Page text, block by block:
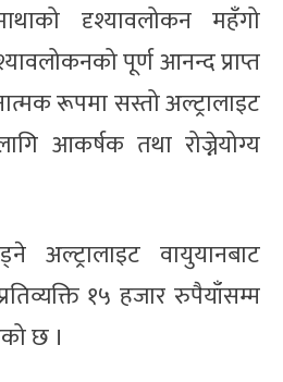
दृश्यावलोकन महँगो
पूर्ण आनन्द प्राप्त
रूपमा सस्तो अल्ट्रालाइट
आकर्षक तथा रोज्नेयोग्य
अल्ट्रालाइट वायुयानबाट
१५ हजार रुपैयाँसम्म
छ ।